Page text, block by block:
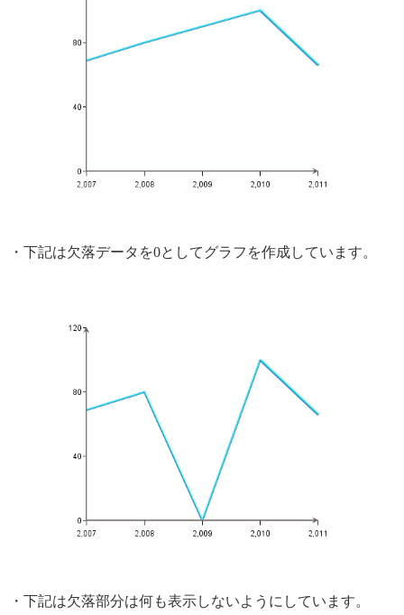
・下記は欠落データを0としてグラフを作成しています。
・下記は欠落部分は何も表示しないようにしています。